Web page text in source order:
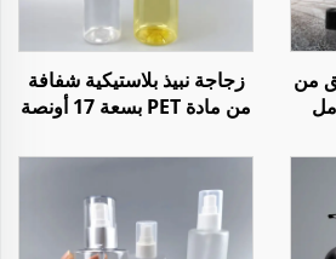
من
مادة PVC بسعة 250 مل
زجاجة نبيذ بلاستيكية شفافة
من مادة PET بسعة 17 أونصة
وعصير المشروبات والشمبانيا